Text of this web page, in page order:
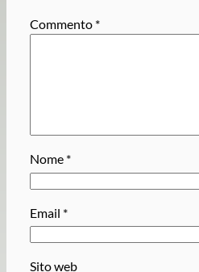
Commento *
Nome *
Email *
Sito web